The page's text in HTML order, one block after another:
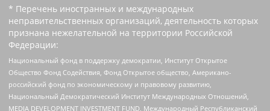
* Перечень иностранных и международных
неправительственных организаций, деятельность которых
признана нежелательной на территории Российской
Федерации:
Национальный фонд в поддержку демократии, Институт Открытое
Общество Фонд Содействия, Фонд Открытое общество, Американо-
российский фонд по экономическому и правовому развитию,
Национальный Демократический Институт Международных Отношений,
MEDIA DEVELOPMENT INVESTMENT FUND, Международный Республиканский